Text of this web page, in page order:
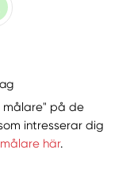
målare" på de
intresserar dig
här.